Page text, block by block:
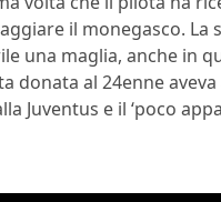
il monegasco. La
una maglia, anche in
donata al 24enne
Juventus e il ‘poco